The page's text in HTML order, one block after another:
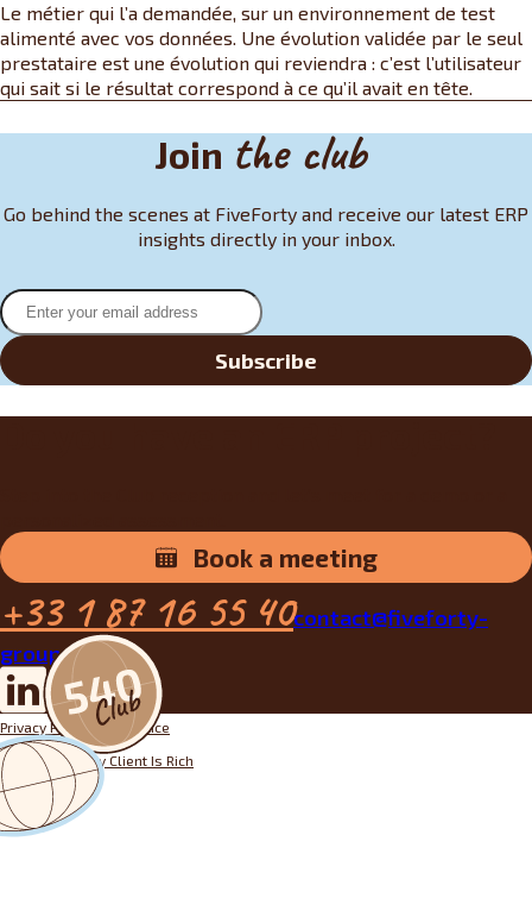
Le métier qui l’a demandée, sur un environnement de test
alimenté avec vos données. Une évolution validée par le seul
prestataire est une évolution qui reviendra : c’est l’utilisateur
qui sait si le résultat correspond à ce qu’il avait en tête.
Join the club
Go behind the scenes at FiveForty and receive our latest ERP
insights directly in your inbox.
Subscribe
Book a meeting
+33 1 87 16 55 40contact@fiveforty-
group.fr
Privacy PolicyLegal notice
Designed by My Client Is Rich